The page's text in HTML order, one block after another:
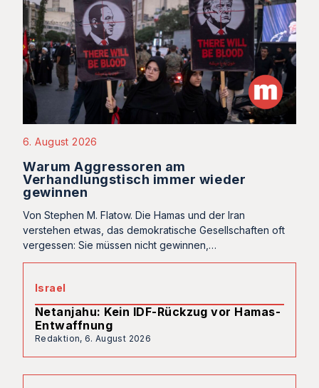
6. August 2026
Warum Aggressoren am
Verhandlungstisch immer wieder
gewinnen
Von Stephen M. Flatow. Die Hamas und der Iran
verstehen etwas, das demokratische Gesellschaften oft
vergessen: Sie müssen nicht gewinnen,…
Israel
Netanjahu: Kein IDF-Rückzug vor Hamas-
Entwaffnung
Redaktion, 6. August 2026